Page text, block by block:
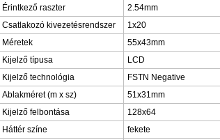
Érintkező raszter
2.54mm
Csatlakozó kivezetésrendszer
1x20
Méretek
55x43mm
Kijelző típusa
LCD
Kijelző technológia
FSTN Negative
Ablakméret (m x sz)
51x31mm
Kijelző felbontása
128x64
Háttér színe
fekete